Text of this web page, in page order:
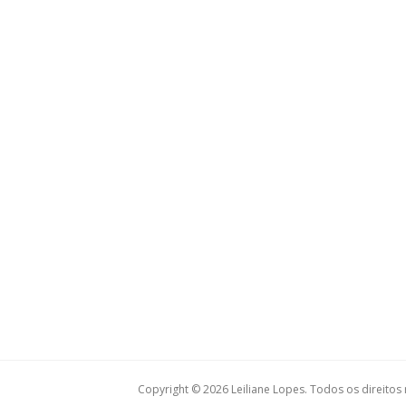
Copyright © 2026 Leiliane Lopes. Todos os direitos